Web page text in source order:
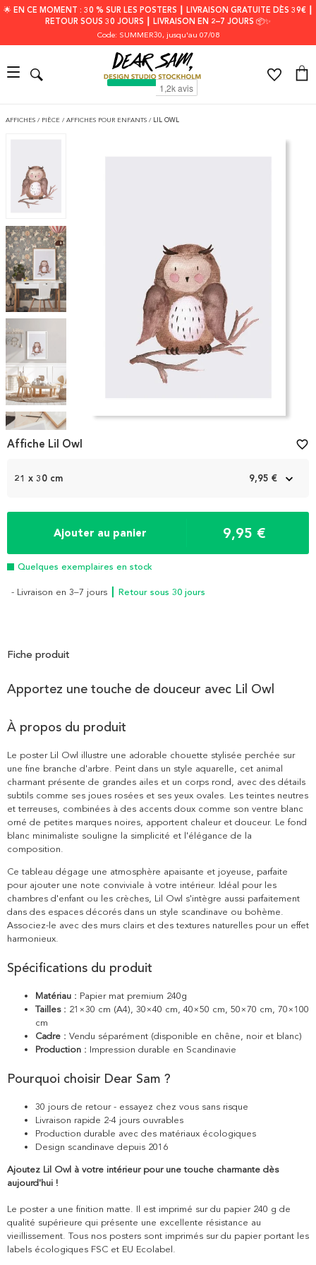
🌟 EN CE MOMENT : 30 % SUR LES POSTERS ┃ LIVRAISON GRATUITE DÈS 39€ ┃
RETOUR SOUS 30 JOURS ┃ LIVRAISON EN 2–7 JOURS 📦✨
Code: SUMMER30, jusqu'au 07/08
AFFICHES / PIÈCE / AFFICHES POUR ENFANTS / LIL OWL
Item
1
21 x 30 cm 9,95 €
Ajouter au panier 9,95 €
Quelques exemplaires en stock
- Livraison en 3–7 jours ┃ Retour sous 30 jours
Affiche Lil Owl favorite_border
Fiche produit
Apportez une touche de douceur avec Lil Owl
À propos du produit
Le poster Lil Owl illustre une adorable chouette stylisée perchée sur
une fine branche d'arbre. Peint dans un style aquarelle, cet animal
charmant présente de grandes ailes et un corps rond, avec des détails
subtils comme ses joues rosées et ses yeux ovales. Les teintes neutres
et terreuses, combinées à des accents doux comme son ventre blanc
orné de petites marques noires, apportent chaleur et douceur. Le fond
blanc minimaliste souligne la simplicité et l'élégance de la
composition.
Ce tableau dégage une atmosphère apaisante et joyeuse, parfaite
pour ajouter une note conviviale à votre intérieur. Idéal pour les
chambres d'enfant ou les crèches, Lil Owl s'intègre aussi parfaitement
dans des espaces décorés dans un style scandinave ou bohème.
Associez-le avec des murs clairs et des textures naturelles pour un effet
harmonieux.
Spécifications du produit
Matériau : Papier mat premium 240g
Tailles : 21×30 cm (A4), 30×40 cm, 40×50 cm, 50×70 cm, 70×100
cm
Cadre : Vendu séparément (disponible en chêne, noir et blanc)
Production : Impression durable en Scandinavie
Pourquoi choisir Dear Sam ?
30 jours de retour - essayez chez vous sans risque
Livraison rapide 2-4 jours ouvrables
Production durable avec des matériaux écologiques
Design scandinave depuis 2016
Ajoutez Lil Owl à votre intérieur pour une touche charmante dès
aujourd'hui !
Le poster a une finition matte. Il est imprimé sur du papier 240 g de
qualité supérieure qui présente une excellente résistance au
vieillissement. Tous nos posters sont imprimés sur du papier portant les
labels écologiques FSC et EU Ecolabel.